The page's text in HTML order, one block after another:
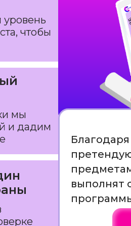
выполнят
чтобы
мы
и дадим